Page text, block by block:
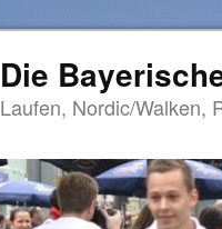
Die
Laufen, Nordic/Walken,